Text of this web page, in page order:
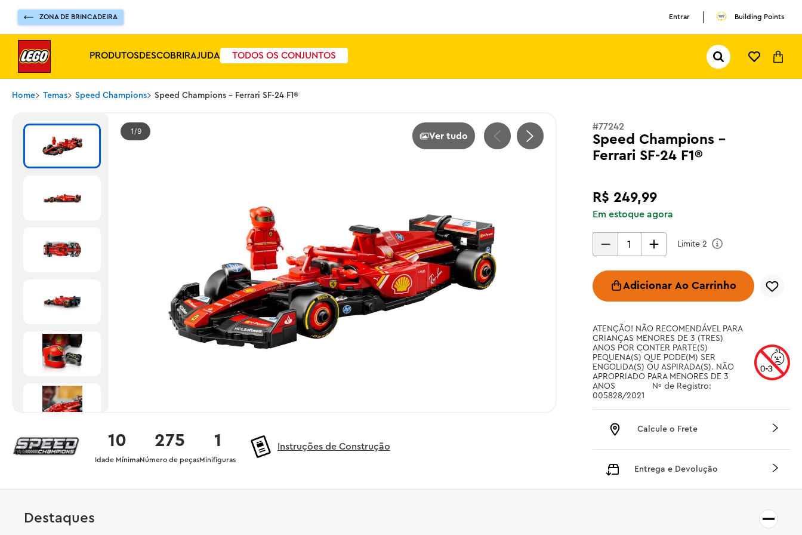
ZONA DE BRINCADEIRA Entrar Building Points
PRODUTOSDESCOBRIRAJUDA TODOS OS CONJUNTOS
Pesquisar...
Home Temas Speed Champions Speed Champions - Ferrari SF-24 F1®
1 9 Ver tudo
275
Número de peças
10
Idade Mínima
1
Minifiguras
Instruções de Construção
#77242
Speed Champions -
Ferrari SF-24 F1®
R$ 249,99
Em estoque agora
Limite 2
Adicionar Ao Carrinho
ATENÇÃO! NÃO RECOMENDÁVEL PARA
CRIANÇAS MENORES DE 3 (TRES)
ANOS POR CONTER PARTE(S)
PEQUENA(S) QUE PODE(M) SER
ENGOLIDA(S) OU ASPIRADA(S). NÃO
APROPRIADO PARA MENORES DE 3
ANOS		 Nº de Registro:
005828/2021
Calcule o Frete
Entrega e Devolução
Destaques
pokemon
ferrari